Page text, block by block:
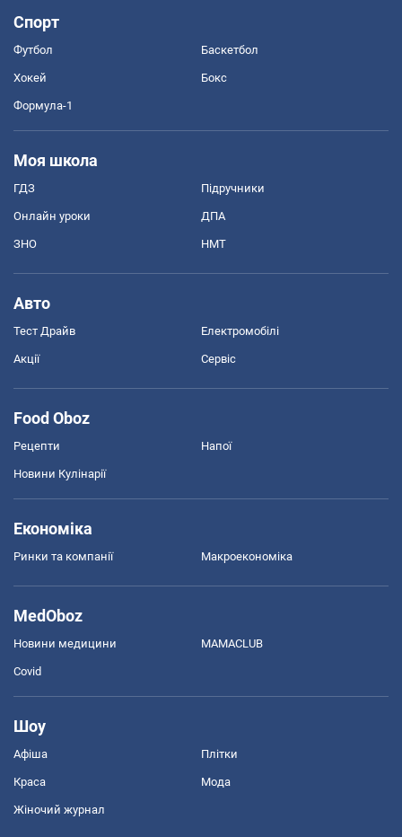
Спорт
Футбол Баскетбол
Хокей Бокс
Формула-1
Моя школа
ГДЗ Підручники
Онлайн уроки ДПА
ЗНО НМТ
Авто
Тест Драйв Електромобілі
Акції Сервіс
Food Oboz
Рецепти Напої
Новини Кулінарії
Економіка
Ринки та компанії Макроекономіка
MedOboz
Новини медицини MAMACLUB
Covid
Шоу
Афіша Плітки
Краса Мода
Жіночий журнал